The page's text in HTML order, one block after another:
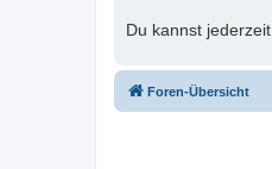
Du kannst
Foren-Übersicht